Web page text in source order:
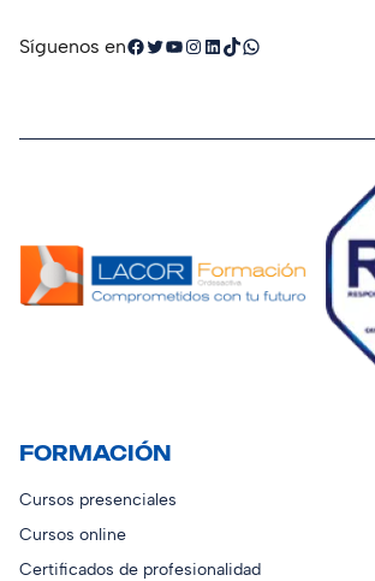
Síguenos enFacebook
Twitter
YouTube
Instagram
LinkedIn
TikTokWhatsApp
FORMACIÓN
Cursos presenciales
Cursos online
Certificados de profesionalidad